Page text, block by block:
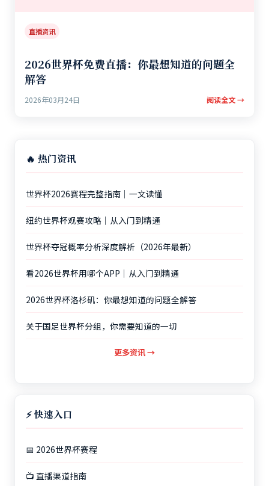
直播资讯
2026世界杯免费直播：你最想知道的问题全
解答
2026年03月24日 阅读全文 →
🔥 热门资讯
世界杯2026赛程完整指南｜一文读懂
纽约世界杯观赛攻略｜从入门到精通
世界杯夺冠概率分析深度解析（2026年最新）
看2026世界杯用哪个APP｜从入门到精通
2026世界杯洛杉矶：你最想知道的问题全解答
关于国足世界杯分组，你需要知道的一切
更多资讯 →
⚡ 快速入口
📅 2026世界杯赛程
📺 直播渠道指南